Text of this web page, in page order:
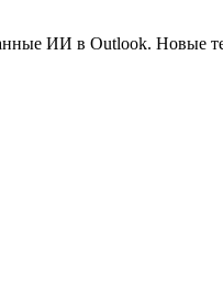
ИИ в Outlook. Новые